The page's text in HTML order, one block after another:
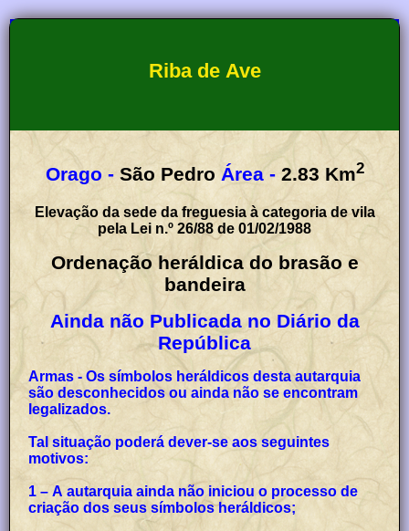
Riba de Ave
Orago - São Pedro Área - 2.83 Km2
Elevação da sede da freguesia à categoria de vila
pela Lei n.º 26/88 de 01/02/1988
Ordenação heráldica do brasão e
bandeira
Ainda não Publicada no Diário da
República
Armas - Os símbolos heráldicos desta autarquia
são desconhecidos ou ainda não se encontram
legalizados.
Tal situação poderá dever-se aos seguintes
motivos:
1 – A autarquia ainda não iniciou o processo de
criação dos seus símbolos heráldicos;